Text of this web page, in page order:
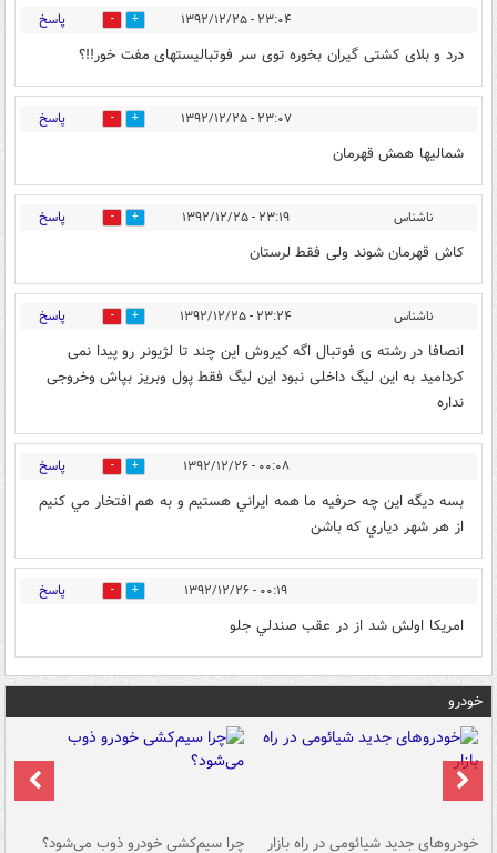
۲۳:۰۴ - ۱۳۹۲/۱۲/۲۵ 0 پاسخ
درد و بلای کشتی گیران بخوره توی سر فوتبالیستهای مفت خور!!؟
۲۳:۰۷ - ۱۳۹۲/۱۲/۲۵ 0 پاسخ
شمالیها همش قهرمان
ناشناس ۲۳:۱۹ - ۱۳۹۲/۱۲/۲۵ 0 پاسخ
کاش قهرمان شوند ولی فقط لرستان
ناشناس ۲۳:۲۴ - ۱۳۹۲/۱۲/۲۵ 0 پاسخ
انصافا در رشته ی فوتبال اگه کیروش این چند تا لژیونر رو پیدا نمی
کردامید به این لیگ داخلی نبود این لیگ فقط پول وبریز بپاش وخروجی
نداره
۰۰:۰۸ - ۱۳۹۲/۱۲/۲۶ 0 پاسخ
بسه ديگه اين چه حرفيه ما همه ايراني هستيم و به هم افتخار مي كنيم
از هر شهر دياري كه باشن
۰۰:۱۹ - ۱۳۹۲/۱۲/۲۶ 0 پاسخ
امريكا اولش شد از در عقب صندلي جلو
خودرو
خودروهای جدید شیائومی در راه بازار چرا سیم‌کشی خودرو ذوب می‌شود؟